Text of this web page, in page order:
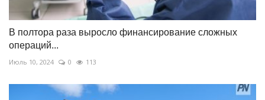
В полтора раза выросло финансирование сложных
операций...
Июль 10, 2024 0 113